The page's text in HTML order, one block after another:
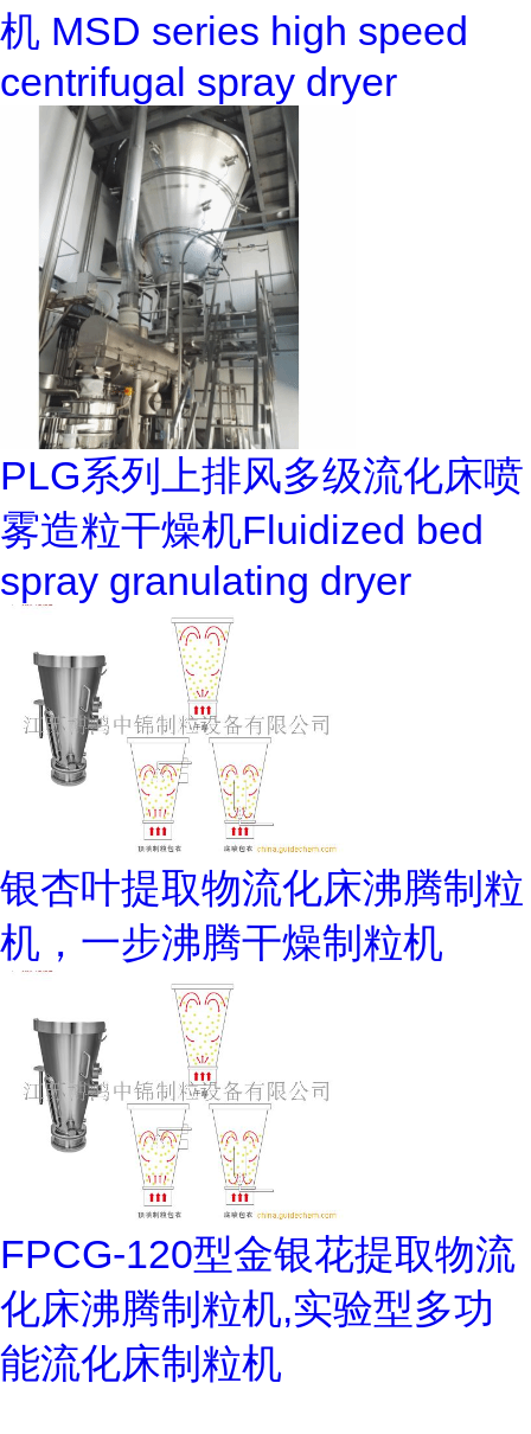
机 MSD series high speed
centrifugal spray dryer
PLG系列上排风多级流化床喷
雾造粒干燥机Fluidized bed
spray granulating dryer
银杏叶提取物流化床沸腾制粒
机，一步沸腾干燥制粒机
FPCG-120型金银花提取物流
化床沸腾制粒机,实验型多功
能流化床制粒机